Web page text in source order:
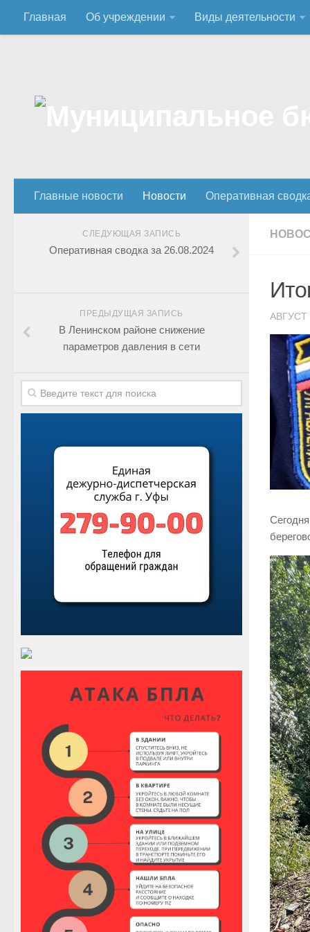
Главная Об учреждении Виды деятельности
Главные новости Новости Оперативная
АВГУСТ
СЛЕДУЮЩАЯ ЗАПИСЬ
Оперативная сводка за 26.08.2024
ПРЕДЫДУЩАЯ ЗАПИСЬ
В Ленинском районе снижение
параметров давления в сети